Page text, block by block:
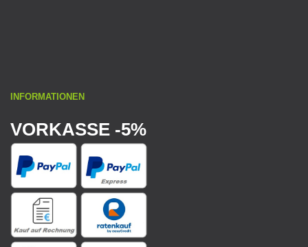
INFORMATIONEN
VORKASSE -5%